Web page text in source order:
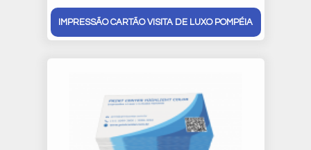
IMPRESSÃO CARTÃO VISITA DE LUXO POMPÉIA